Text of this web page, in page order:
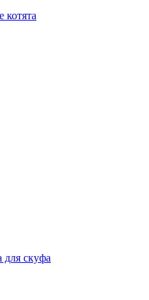
котята
для скуфа